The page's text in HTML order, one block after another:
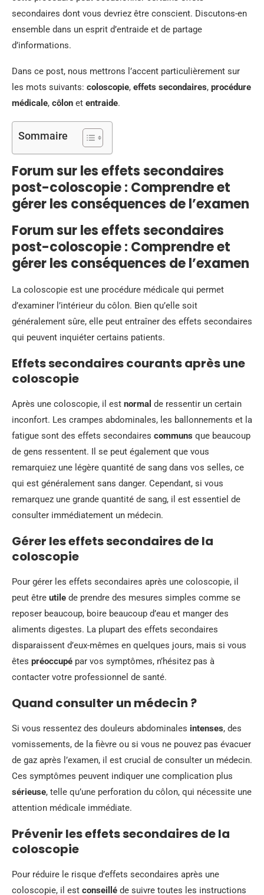
secondaires dont vous devriez être conscient. Discutons-en
ensemble dans un esprit d’entraide et de partage
d’informations.
Dans ce post, nous mettrons l’accent particulièrement sur
les mots suivants: coloscopie, effets secondaires, procédure
médicale, côlon et entraide.
Sommaire
Forum sur les effets secondaires
post-coloscopie : Comprendre et
gérer les conséquences de l’examen
Forum sur les effets secondaires
post-coloscopie : Comprendre et
gérer les conséquences de l’examen
La coloscopie est une procédure médicale qui permet
d’examiner l’intérieur du côlon. Bien qu’elle soit
généralement sûre, elle peut entraîner des effets secondaires
qui peuvent inquiéter certains patients.
Effets secondaires courants après une
coloscopie
Après une coloscopie, il est normal de ressentir un certain
inconfort. Les crampes abdominales, les ballonnements et la
fatigue sont des effets secondaires communs que beaucoup
de gens ressentent. Il se peut également que vous
remarquiez une légère quantité de sang dans vos selles, ce
qui est généralement sans danger. Cependant, si vous
remarquez une grande quantité de sang, il est essentiel de
consulter immédiatement un médecin.
Gérer les effets secondaires de la
coloscopie
Pour gérer les effets secondaires après une coloscopie, il
peut être utile de prendre des mesures simples comme se
reposer beaucoup, boire beaucoup d’eau et manger des
aliments digestes. La plupart des effets secondaires
disparaissent d’eux-mêmes en quelques jours, mais si vous
êtes préoccupé par vos symptômes, n’hésitez pas à
contacter votre professionnel de santé.
Quand consulter un médecin ?
Si vous ressentez des douleurs abdominales intenses, des
vomissements, de la fièvre ou si vous ne pouvez pas évacuer
de gaz après l’examen, il est crucial de consulter un médecin.
Ces symptômes peuvent indiquer une complication plus
sérieuse, telle qu’une perforation du côlon, qui nécessite une
attention médicale immédiate.
Prévenir les effets secondaires de la
coloscopie
Pour réduire le risque d’effets secondaires après une
coloscopie, il est conseillé de suivre toutes les instructions